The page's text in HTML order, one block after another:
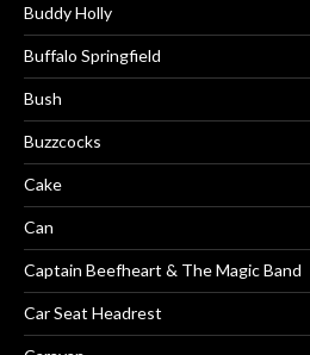
Buddy Holly
Buffalo Springfield
Bush
Buzzcocks
Cake
Can
Captain Beefheart & The Magic Band
Car Seat Headrest